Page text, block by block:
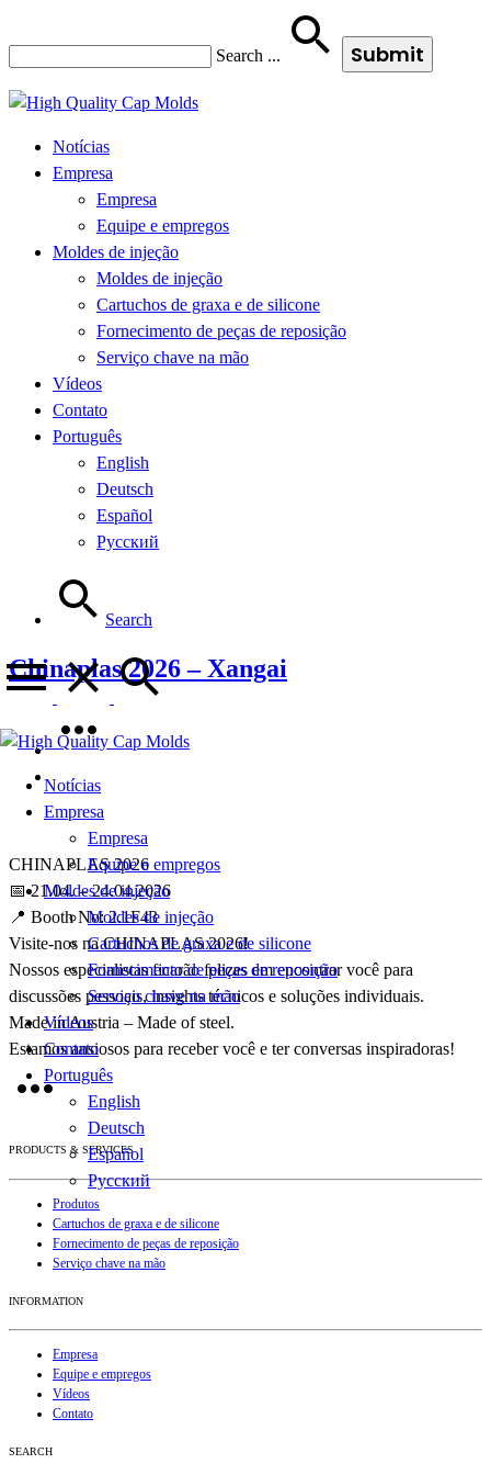
Search ...
Notícias
Empresa
Empresa
Equipe e empregos
Moldes de injeção
Moldes de injeção
Cartuchos de graxa e de silicone
Fornecimento de peças de reposição
Serviço chave na mão
Vídeos
Contato
Português
English
Deutsch
Español
Русский
Search
Notícias
Empresa
Empresa
Equipe e empregos
Moldes de injeção
Moldes de injeção
Cartuchos de graxa e de silicone
Fornecimento de peças de reposição
Serviço chave na mão
Vídeos
Contato
Português
English
Deutsch
Español
Русский
Chinaplas 2026 – Xangai
CHINAPLAS 2026
📅 21.04. – 24.04.2026
📍 Booth No: 2.1F43
Visite-nos na CHINAPLAS 2026!
Nossos especialistas ficarão felizes em encontrar você para
discussões pessoais, insights técnicos e soluções individuais.
Made in Austria – Made of steel.
Estamos ansiosos para receber você e ter conversas inspiradoras!
PRODUCTS & SERVICES
Produtos
Cartuchos de graxa e de silicone
Fornecimento de peças de reposição
Serviço chave na mão
INFORMATION
Empresa
Equipe e empregos
Vídeos
Contato
SEARCH